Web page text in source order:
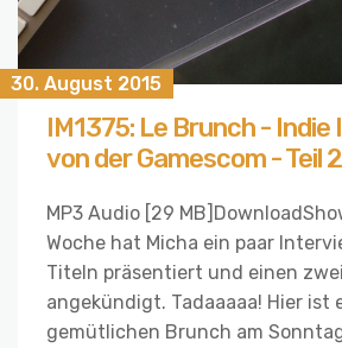
30. August 2015
IM1375: Le Brunch -
von der Gamescom - Teil 2
MP3 Audio [29
Woche hat Micha ein paar
Titeln präsentiert und einen
angekündigt. Tadaaaaa! Hier ist
gemütlichen Brunch am